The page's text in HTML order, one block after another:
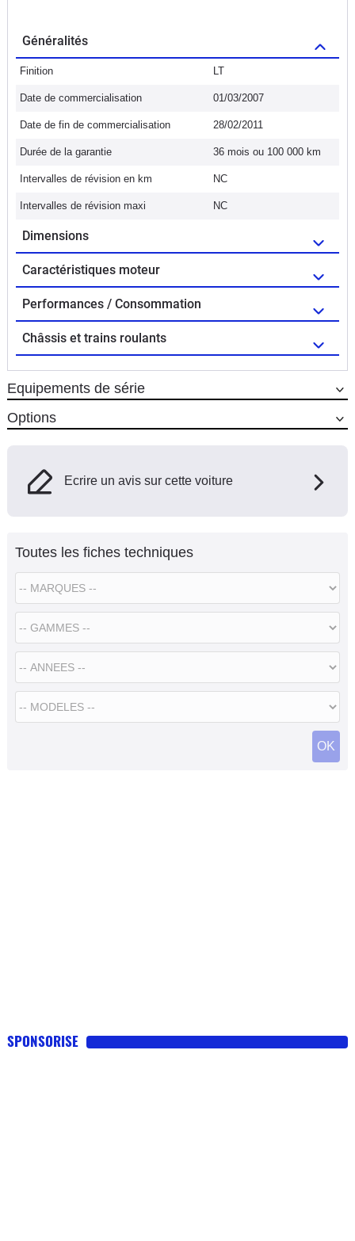
Généralités
Finition LT
Date de commercialisation 01/03/2007
Date de fin de commercialisation 28/02/2011
Durée de la garantie 36 mois ou 100 000 km
Intervalles de révision en km NC
Intervalles de révision maxi NC
Dimensions
Caractéristiques moteur
Performances / Consommation
Châssis et trains roulants
Equipements de série
Options
Ecrire un avis sur cette voiture
Toutes les fiches techniques
SPONSORISE